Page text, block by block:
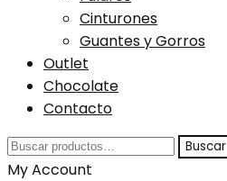
Cinturones
Guantes y Gorros
Outlet
Chocolate
Contacto
Buscar
por:
Buscar
My Account